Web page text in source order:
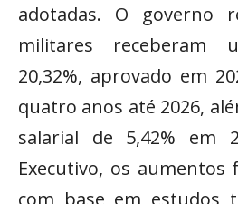
adotadas. O governo
militares receberam
20,32%, aprovado em
quatro anos até 2026,
salarial de 5,42% em
Executivo, os aumentos
com base em estudos